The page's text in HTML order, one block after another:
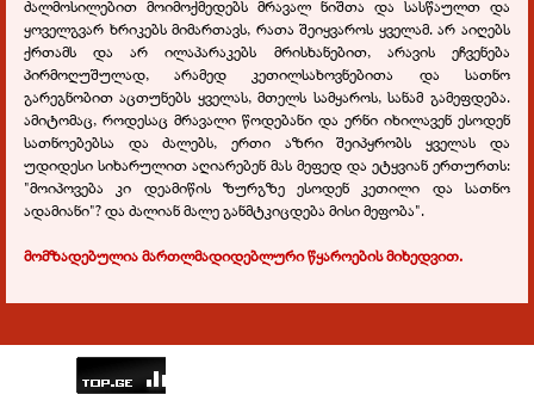
ძალმოსილებით მოიმოქმედებს მრავალ ნიშთა და სასწაულთ და
ყოველგვარ ხრიკებს მიმართავს, რათა შეიყვაროს ყველამ. არ აიღებს
ქრთამს და არ ილაპარაკებს მრისხანებით, არავის ეჩვენება
პირმოღუშულად, არამედ კეთილსახოვნებითა და სათნო
გარეგნობით აცთუნებს ყველას, მთელს სამყაროს, სანამ გამეფდება.
ამიტომაც, როდესაც მრავალი წოდებანი და ერნი იხილავენ ესოდენ
სათნოებებსა და ძალებს, ერთი აზრი შეიპყრობს ყველას და
უდიდესი სიხარულით აღიარებენ მას მეფედ და ეტყვიან ერთურთს:
"მოიპოვება კი დეამიწის ზურგზე ესოდენ კეთილი და სათნო
ადამიანი"? და ძალიან მალე განმტკიცდება მისი მეფობა".
მომზადებულია მართლმადიდებლური წყაროების მიხედვით.